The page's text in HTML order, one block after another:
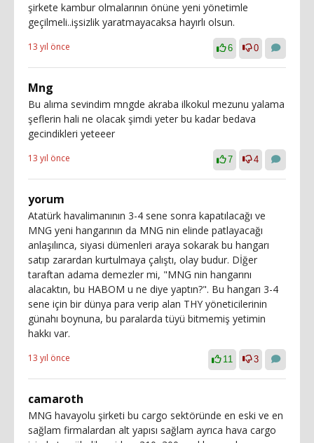
şirkete kambur olmalarının önüne yeni yönetimle
geçilmeli..işsizlik yaratmayacaksa hayırlı olsun.
13 yıl önce 6 0
Mng
Bu alıma sevindim mngde akraba ilkokul mezunu yalama
şeflerin hali ne olacak şimdi yeter bu kadar bedava
gecindikleri yeteeer
13 yıl önce 7 4
yorum
Atatürk havalimanının 3-4 sene sonra kapatılacağı ve
MNG yeni hangarının da MNG nin elinde patlayacağı
anlaşılınca, siyasi dümenleri araya sokarak bu hangarı
satıp zarardan kurtulmaya çalıştı, olay budur. Dİğer
taraftan adama demezler mi, "MNG nin hangarını
alacaktın, bu HABOM u ne diye yaptın?". Bu hangarı 3-4
sene için bir dünya para verip alan THY yöneticilerinin
günahı boynuna, bu paralarda tüyü bitmemiş yetimin
hakkı var.
13 yıl önce 11 3
camaroth
MNG havayolu şirketi bu cargo sektöründe en eski ve en
sağlam firmalardan alt yapısı sağlam ayrıca hava cargo